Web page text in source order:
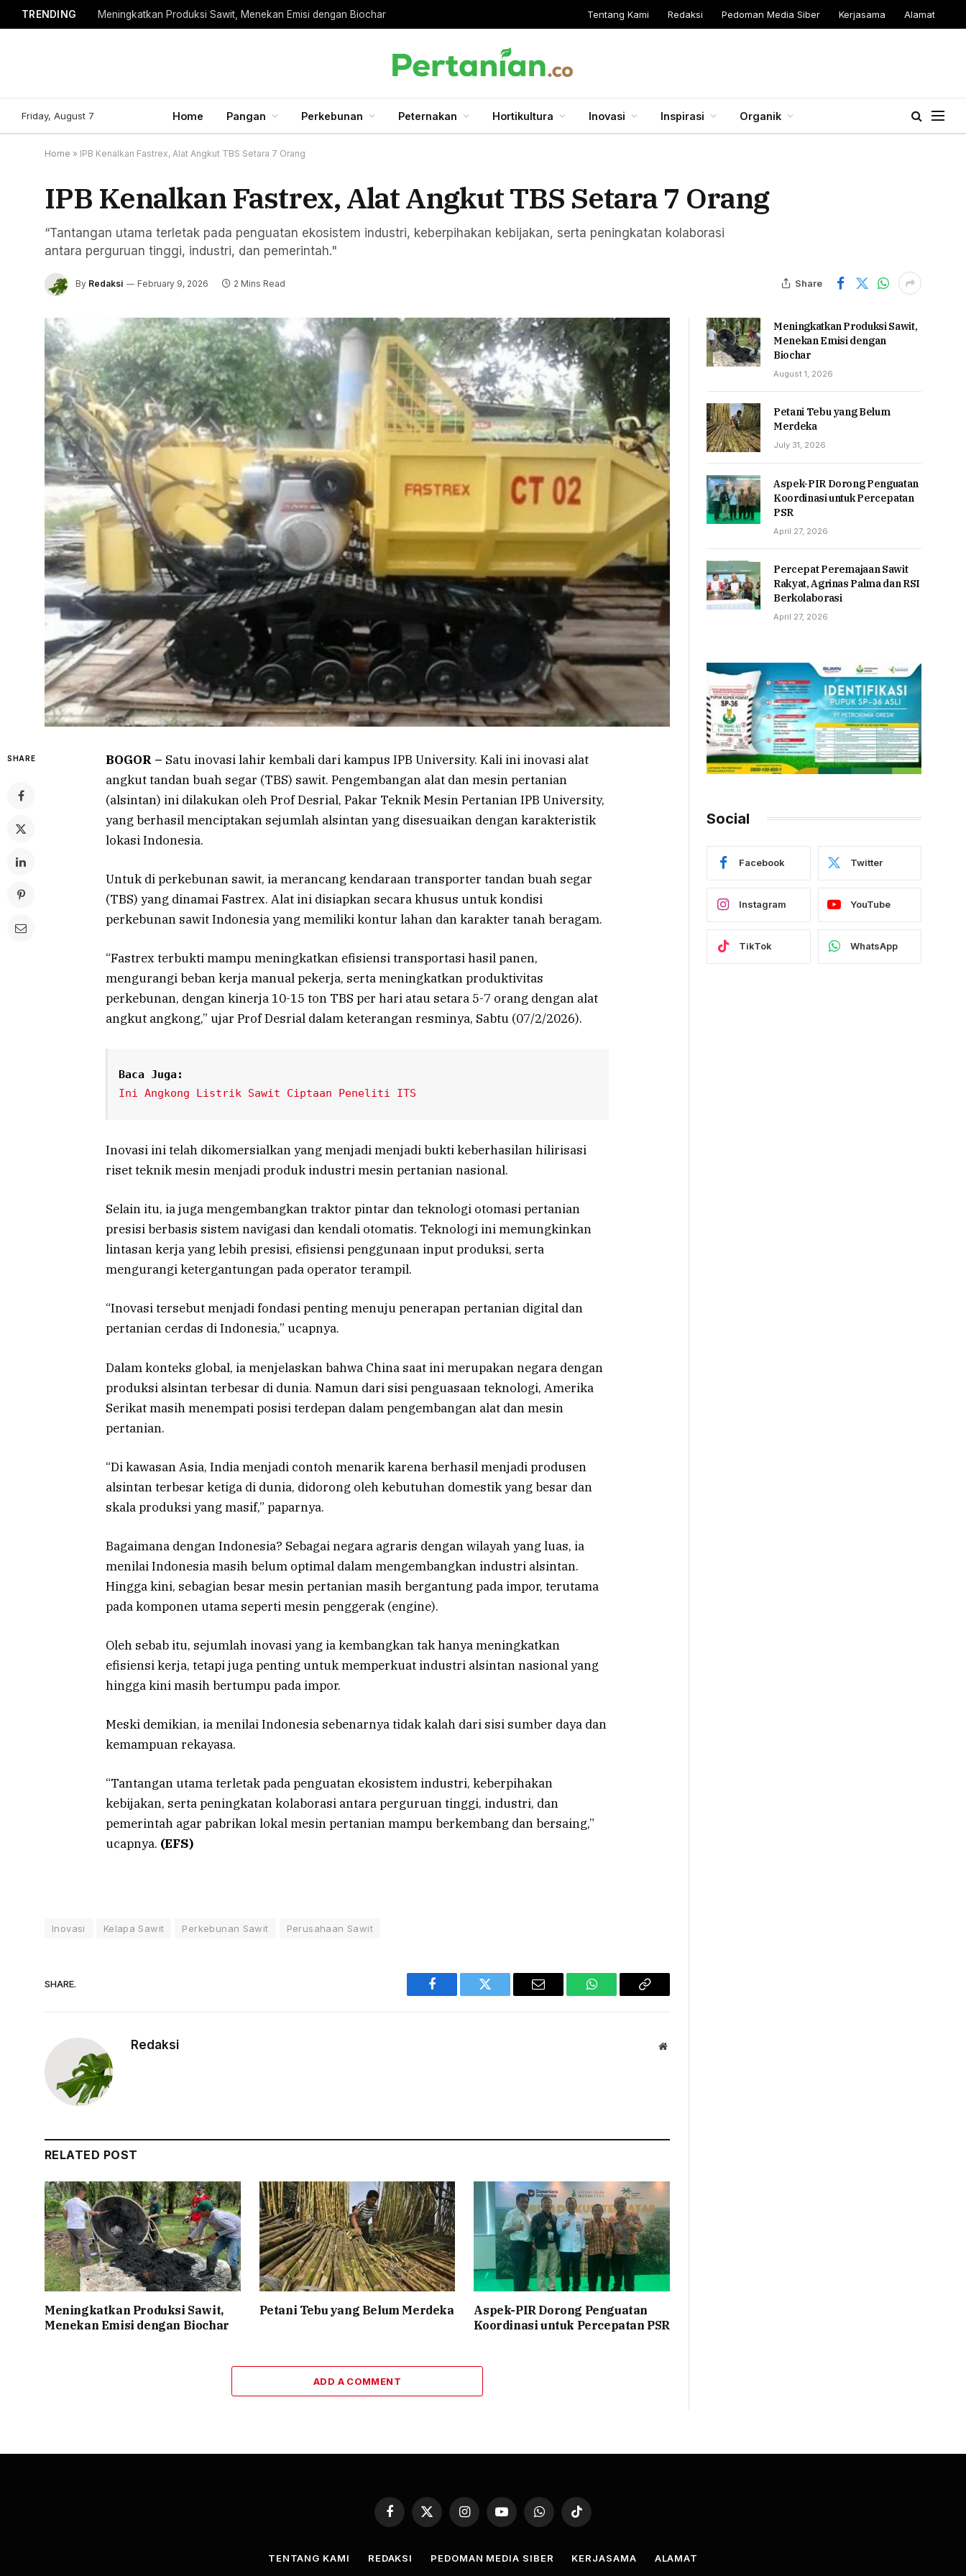
TRENDING Meningkatkan Produksi Sawit, Menekan Emisi dengan Biochar Tentang Kami Redaksi Pedoman Media Siber Kerjasama Alamat
Friday, August 7 Home Pangan Perkebunan Peternakan Hortikultura Inovasi Inspirasi Organik
Home » IPB Kenalkan Fastrex, Alat Angkut TBS Setara 7 Orang
IPB Kenalkan Fastrex, Alat Angkut TBS Setara 7 Orang
“Tantangan utama terletak pada penguatan ekosistem industri, keberpihakan kebijakan, serta peningkatan kolaborasi
antara perguruan tinggi, industri, dan pemerintah."
By Redaksi February 9, 2026 2 Mins Read Share
SHARE BOGOR – Satu inovasi lahir kembali dari kampus IPB University. Kali ini inovasi alat
angkut tandan buah segar (TBS) sawit. Pengembangan alat dan mesin pertanian
(alsintan) ini dilakukan oleh Prof Desrial, Pakar Teknik Mesin Pertanian IPB University,
yang berhasil menciptakan sejumlah alsintan yang disesuaikan dengan karakteristik
lokasi Indonesia.
Untuk di perkebunan sawit, ia merancang kendaraan transporter tandan buah segar
(TBS) yang dinamai Fastrex. Alat ini disiapkan secara khusus untuk kondisi
perkebunan sawit Indonesia yang memiliki kontur lahan dan karakter tanah beragam.
“Fastrex terbukti mampu meningkatkan efisiensi transportasi hasil panen,
mengurangi beban kerja manual pekerja, serta meningkatkan produktivitas
perkebunan, dengan kinerja 10-15 ton TBS per hari atau setara 5-7 orang dengan alat
angkut angkong,” ujar Prof Desrial dalam keterangan resminya, Sabtu (07/2/2026).
Baca Juga:
Ini Angkong Listrik Sawit Ciptaan Peneliti ITS
Inovasi ini telah dikomersialkan yang menjadi menjadi bukti keberhasilan hilirisasi
riset teknik mesin menjadi produk industri mesin pertanian nasional.
Selain itu, ia juga mengembangkan traktor pintar dan teknologi otomasi pertanian
presisi berbasis sistem navigasi dan kendali otomatis. Teknologi ini memungkinkan
lintasan kerja yang lebih presisi, efisiensi penggunaan input produksi, serta
mengurangi ketergantungan pada operator terampil.
“Inovasi tersebut menjadi fondasi penting menuju penerapan pertanian digital dan
pertanian cerdas di Indonesia,” ucapnya.
Dalam konteks global, ia menjelaskan bahwa China saat ini merupakan negara dengan
produksi alsintan terbesar di dunia. Namun dari sisi penguasaan teknologi, Amerika
Serikat masih menempati posisi terdepan dalam pengembangan alat dan mesin
pertanian.
“Di kawasan Asia, India menjadi contoh menarik karena berhasil menjadi produsen
alsintan terbesar ketiga di dunia, didorong oleh kebutuhan domestik yang besar dan
skala produksi yang masif,” paparnya.
Bagaimana dengan Indonesia? Sebagai negara agraris dengan wilayah yang luas, ia
menilai Indonesia masih belum optimal dalam mengembangkan industri alsintan.
Hingga kini, sebagian besar mesin pertanian masih bergantung pada impor, terutama
pada komponen utama seperti mesin penggerak (engine).
Oleh sebab itu, sejumlah inovasi yang ia kembangkan tak hanya meningkatkan
efisiensi kerja, tetapi juga penting untuk memperkuat industri alsintan nasional yang
hingga kini masih bertumpu pada impor.
Meski demikian, ia menilai Indonesia sebenarnya tidak kalah dari sisi sumber daya dan
kemampuan rekayasa.
“Tantangan utama terletak pada penguatan ekosistem industri, keberpihakan
kebijakan, serta peningkatan kolaborasi antara perguruan tinggi, industri, dan
pemerintah agar pabrikan lokal mesin pertanian mampu berkembang dan bersaing,”
ucapnya. (EFS)
Inovasi Kelapa Sawit Perkebunan Sawit Perusahaan Sawit
SHARE.
Facebook Twitter Email WhatsAppCopy
Redaksi Website
RELATED POST
Meningkatkan Produksi Sawit,
Menekan Emisi dengan Biochar
Petani Tebu yang Belum Merdeka
Aspek-PIR Dorong Penguatan
Koordinasi untuk Percepatan PSR
ADD A COMMENT
Meningkatkan Produksi Sawit,
Menekan Emisi dengan
Biochar
August 1, 2026
Petani Tebu yang Belum
Merdeka
July 31, 2026
Aspek-PIR Dorong Penguatan
Koordinasi untuk Percepatan
PSR
April 27, 2026
Percepat Peremajaan Sawit
Rakyat, Agrinas Palma dan RSI
Berkolaborasi
April 27, 2026
Social
Facebook Twitter
Instagram YouTube
TikTok WhatsApp
Facebook
X
(Twitter)
InstagramYouTubeWhatsAppTikTok
TENTANG KAMI REDAKSI PEDOMAN MEDIA SIBER KERJASAMA ALAMAT